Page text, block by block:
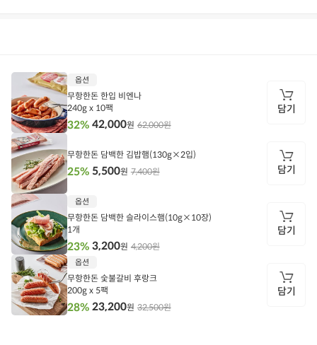
상
보
담
옵션
무항한돈 한입 비엔나
240g x 10팩
62,000원
32% 42,000원
담기
담
무항한돈 담백한 김밥햄(130g×2입)
7,400원
25% 5,500원 담기
담
기
옵션
무항한돈 담백한 슬라이스햄(10g×10장)
1개
4,200원
23% 3,200원
담기
담
옵션
무항한돈 숯불갈비 후랑크
200g x 5팩
32,500원
28% 23,200원
담기